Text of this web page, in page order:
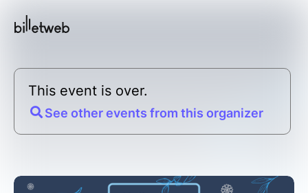
This event is over.
See other events from this organizer